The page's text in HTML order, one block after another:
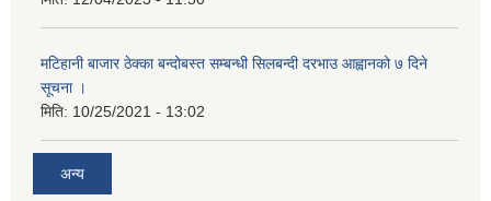
मटिहानी बाजार ठेक्का बन्दोबस्त सम्बन्धी सिलबन्दी दरभाउ आह्वानको ७ दिने
सूचना ।
मिति: 10/25/2021 - 13:02
अन्य